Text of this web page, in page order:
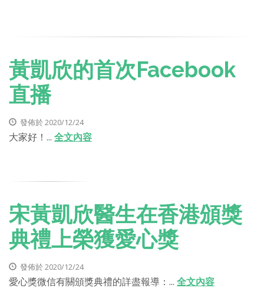
黃凱欣的首次Facebook
直播
發佈於 2020/12/24
大家好！... 全文內容
宋黃凱欣醫生在香港頒獎
典禮上榮獲愛心獎
發佈於 2020/12/24
愛心獎微信有關頒獎典禮的詳盡報導：... 全文內容